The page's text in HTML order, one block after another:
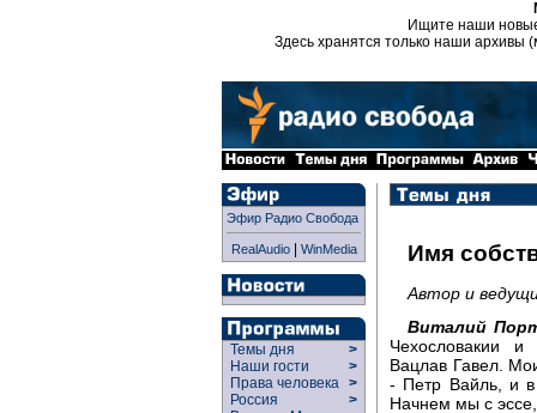
Ищите наши
Здесь хранятся только наши архивы
Эфир Радио Свобода
RealAudio| WinMedia
Темы дня
>
Наши гости
>
Права человека >
Россия
>
Имя
Автор и
Виталий
Чехословакии и
Вацлав Гавел.
- Петр Вайль, и
Начнем мы с